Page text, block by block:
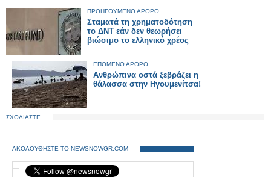
ΠΡΟΗΓΟΥΜΕΝΟ ΑΡΘΡΟ
Σταματά τη χρηματοδότηση
το ΔΝΤ εάν δεν θεωρήσει
βιώσιμο το ελληνικό χρέος
ΕΠΟΜΕΝΟ ΑΡΘΡΟ
Aνθρώπινα οστά ξεβράζει η
θάλασσα στην Ηγουμενίτσα!
ΣΧΟΛΙΑΣΤΕ
ΑΚΟΛΟΥΘΗΣΤΕ ΤΟ NEWSNOWGR.COM